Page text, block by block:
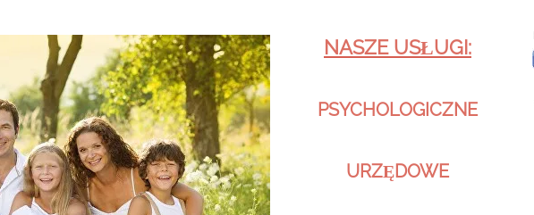
NASZE USŁUGI:
PSYCHOLOGICZNE
URZĘDOWE